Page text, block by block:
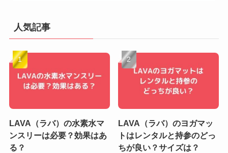
人気記事
LAVA（ラバ）の水素水マ
ンスリーは必要？効果はあ
る？
LAVA（ラバ）のヨガマッ
トはレンタルと持参のどっ
ちが良い？サイズは？